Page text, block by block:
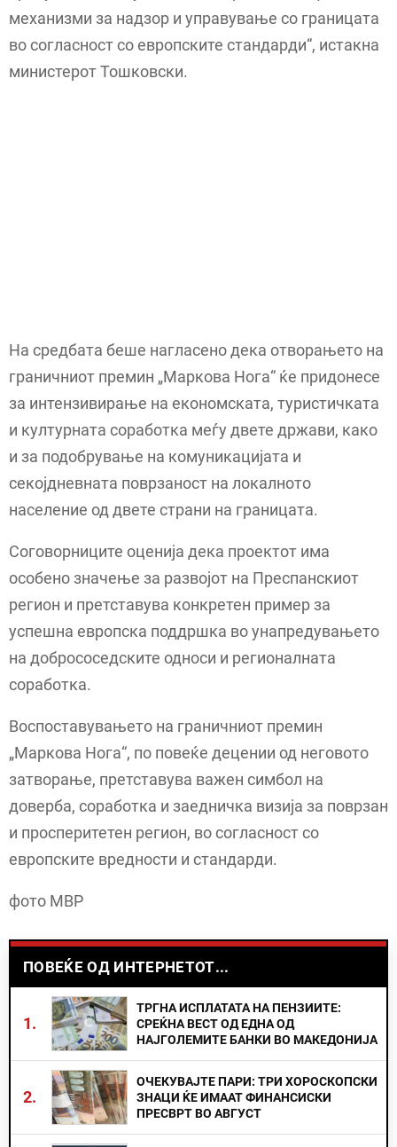
механизми за надзор и управување со границата
во согласност со европските стандарди“, истакна
министерот Тошковски.
На средбата беше нагласено дека отворањето на
граничниот премин „Маркова Нога“ ќе придонесе
за интензивирање на економската, туристичката
и културната соработка меѓу двете држави, како
и за подобрување на комуникацијата и
секојдневната поврзаност на локалното
население од двете страни на границата.
Соговорниците оценија дека проектот има
особено значење за развојот на Преспанскиот
регион и претставува конкретен пример за
успешна европска поддршка во унапредувањето
на добрососедските односи и регионалната
соработка.
Воспоставувањето на граничниот премин
„Маркова Нога“, по повеќе децении од неговото
затворање, претставува важен симбол на
доверба, соработка и заедничка визија за поврзан
и просперитетен регион, во согласност со
европските вредности и стандарди.
фото МВР
ПОВЕЌЕ ОД ИНТЕРНЕТОТ...
1.
ТРГНА ИСПЛАТАТА НА ПЕНЗИИТЕ:
СРЕЌНА ВЕСТ ОД ЕДНА ОД
НАЈГОЛЕМИТЕ БАНКИ ВО МАКЕДОНИЈА
2.
ОЧЕКУВАЈТЕ ПАРИ: ТРИ ХОРОСКОПСКИ
ЗНАЦИ ЌЕ ИМААТ ФИНАНСИСКИ
ПРЕСВРТ ВО АВГУСТ